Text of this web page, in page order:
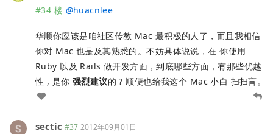
#34 楼 @huacnlee
华顺你应该是咱社区传教 Mac 最积极的人了，而且我相信
你对 Mac 也是及其熟悉的。不妨具体说说，在 你使用
Ruby 以及 Rails 做开发方面，到底哪些方面，有那些优越
性 , 是你 强烈建议的 ? 顺便也给我这个 Mac 小白 扫扫盲。
sectic #37 2012年09月01日